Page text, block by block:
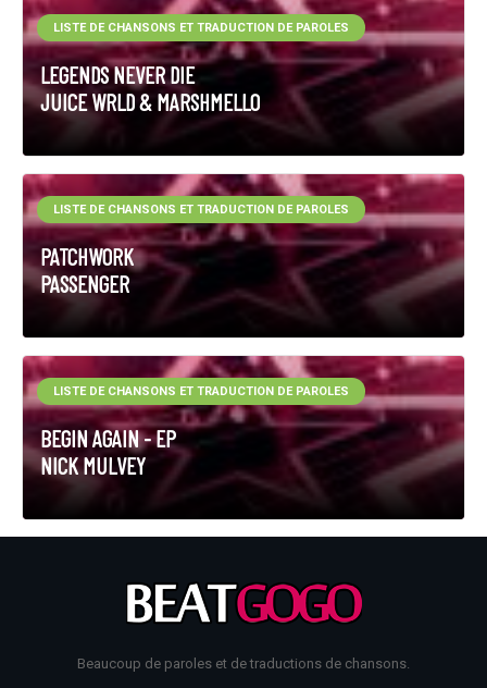
LEGENDS NEVER DIE
JUICE WRLD & MARSHMELLO
LISTE DE CHANSONS ET TRADUCTION DE PAROLES
PATCHWORK
PASSENGER
LISTE DE CHANSONS ET TRADUCTION DE PAROLES
BEGIN AGAIN - EP
NICK MULVEY
LISTE DE CHANSONS ET TRADUCTION DE PAROLES
Beaucoup de paroles et de traductions de chansons.